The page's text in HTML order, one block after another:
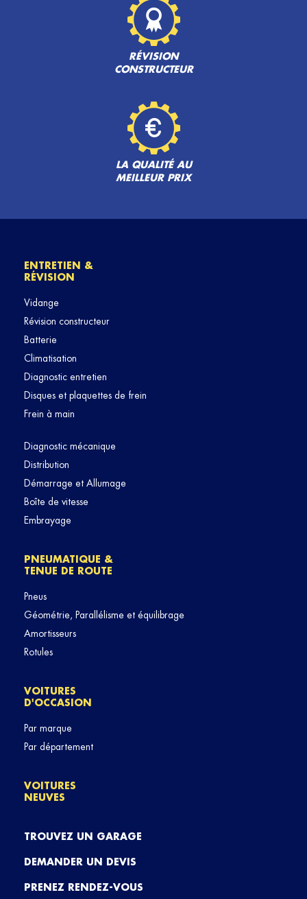
RÉVISION
CONSTRUCTEUR
LA QUALITÉ AU
MEILLEUR PRIX
ENTRETIEN &
RÉVISION
Vidange
Révision constructeur
Batterie
Climatisation
Diagnostic entretien
Disques et plaquettes de frein
Frein à main
Diagnostic mécanique
Distribution
Démarrage et Allumage
Boîte de vitesse
Embrayage
PNEUMATIQUE &
TENUE DE ROUTE
Pneus
Géométrie, Parallélisme et équilibrage
Amortisseurs
Rotules
VOITURES
D'OCCASION
Par marque
Par département
VOITURES
NEUVES
TROUVEZ UN GARAGE
DEMANDER UN DEVIS
PRENEZ RENDEZ-VOUS